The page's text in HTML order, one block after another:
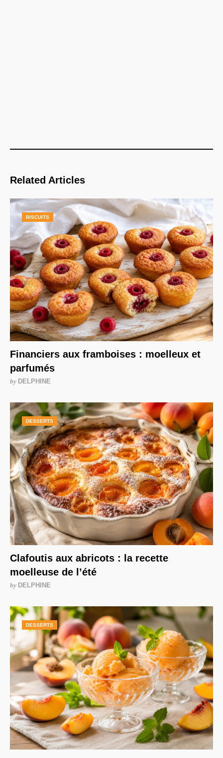
Related Articles
BISCUITS
Financiers aux framboises : moelleux et
parfumés
by DELPHINE
DESSERTS
Clafoutis aux abricots : la recette
moelleuse de l’été
by DELPHINE
DESSERTS